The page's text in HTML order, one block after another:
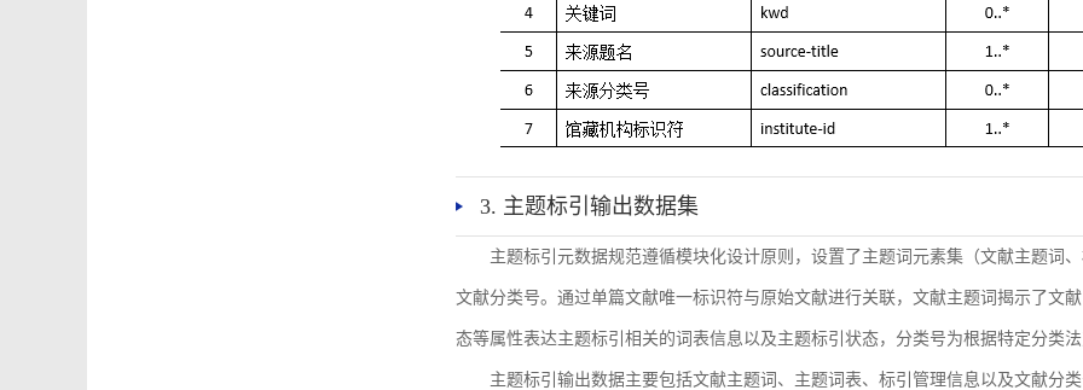
3. 主题标引输出数据集
主题标引元数据规范遵循模块化设计原则，设置了主题词元素集（文献主题词
文献分类号。通过单篇文献唯一标识符与原始文献进行关联，文献主题词揭示了文
态等属性表达主题标引相关的词表信息以及主题标引状态，分类号为根据特定分类
主题标引输出数据主要包括文献主题词、主题词表、标引管理信息以及文献分